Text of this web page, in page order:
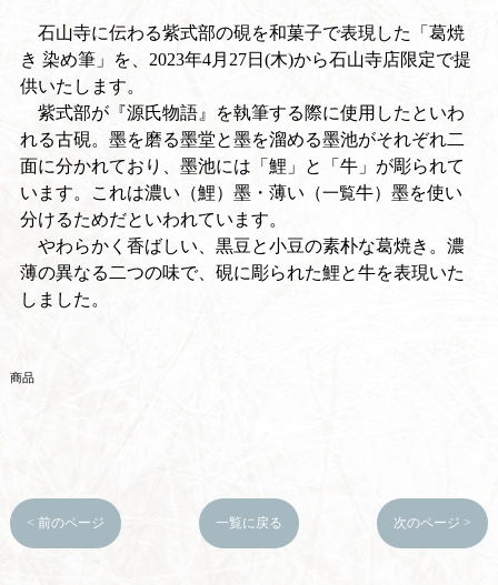
石山寺に伝わる紫式部の硯を和菓子で表現した「葛焼
き 染め筆」を、2023年4月27日(木)から石山寺店限定で提
供いたします。
紫式部が『源氏物語』を執筆する際に使用したといわ
れる古硯。墨を磨る墨堂と墨を溜める墨池がそれぞれ二
面に分かれており、墨池には「鯉」と「牛」が彫られて
います。これは濃い（鯉）墨・薄い（一覧牛）墨を使い
分けるためだといわれています。
やわらかく香ばしい、黒豆と小豆の素朴な葛焼き。濃
薄の異なる二つの味で、硯に彫られた鯉と牛を表現いた
しました。
商品
< 前のページ 一覧に戻る 次のページ >